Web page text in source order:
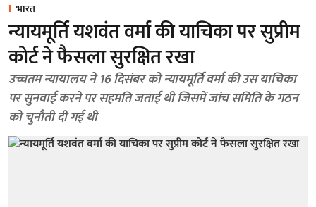
भारत
न्यायमूर्ति यशवंत वर्मा की याचिका पर सुप्रीम
कोर्ट ने फैसला सुरक्षित रखा
उच्चतम न्यायालय ने 16 दिसंबर को न्यायमूर्ति वर्मा की उस याचिका
पर सुनवाई करने पर सहमति जताई थी जिसमें जांच समिति के गठन
को चुनौती दी गई थी